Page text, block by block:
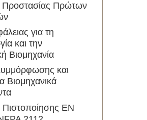
Προστασίας Πρώτων
για τη
και την
Βιομηχανία
και
Βιομηχανικά
Πιστοποίησης EN